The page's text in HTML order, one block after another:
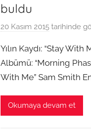
buldu
20 Kasım 2015 tarihinde
Yılın Kaydı: “Stay With
Albümü: “Morning
With Me” Sam Smith
Okumaya devam et